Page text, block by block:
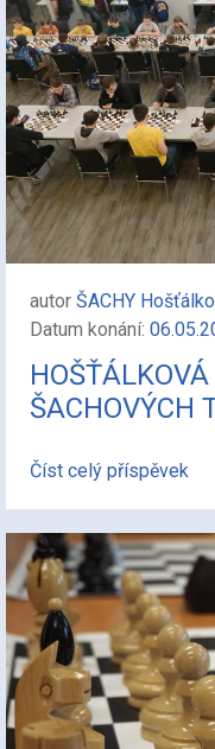
autor ŠACHY
Datum konání:
ŠACHOVÝCH
Číst celý příspěvek